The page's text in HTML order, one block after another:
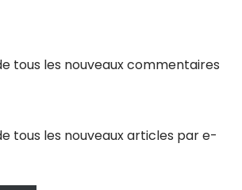
tous les nouveaux commentaires
tous les nouveaux articles par e-